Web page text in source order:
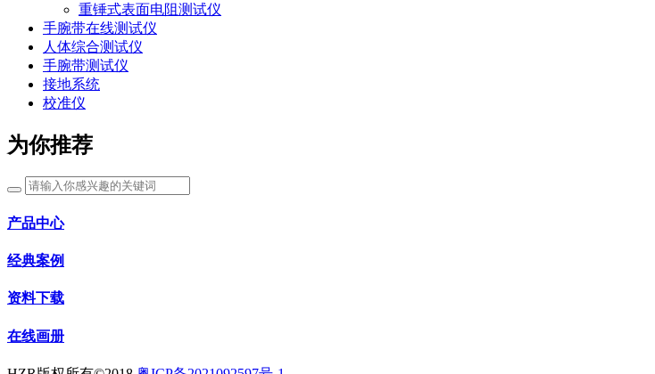
重锤式表面电阻测试仪
手腕带在线测试仪
人体综合测试仪
手腕带测试仪
接地系统
校准仪
为你推荐
产品中心
经典案例
资料下载
在线画册